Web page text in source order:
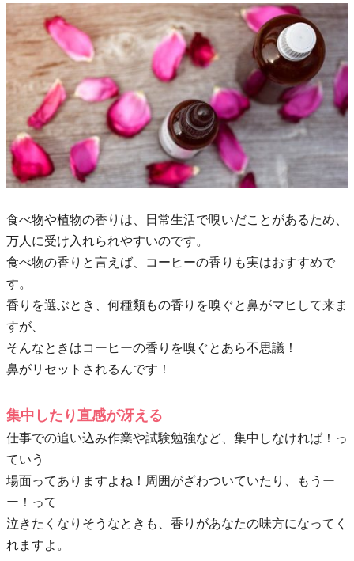
食べ物や植物の香りは、日常生活で嗅いだことがあるため、
万人に受け入れられやすいのです。
食べ物の香りと言えば、コーヒーの香りも実はおすすめで
す。
香りを選ぶとき、何種類もの香りを嗅ぐと鼻がマヒして来ま
すが、
そんなときはコーヒーの香りを嗅ぐとあら不思議！
鼻がリセットされるんです！
集中したり直感が冴える
仕事での追い込み作業や試験勉強など、集中しなければ！っ
ていう
場面ってありますよね！周囲がざわついていたり、もうー
ー！って
泣きたくなりそうなときも、香りがあなたの味方になってく
れますよ。